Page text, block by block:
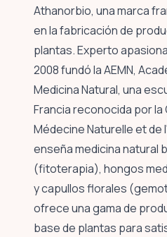
Athanorbio, una marca
en la fabricación de
plantas. Experto
2008 fundó la AEMN,
Medicina Natural, una
Francia reconocida por la
Médecine Naturelle et de
enseña medicina natural
(fitoterapia), hongos
y capullos florales
ofrece una gama de
base de plantas para